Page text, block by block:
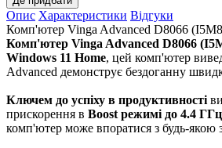
Опис Характеристики Відгуки
Комп'ютер Vinga Advanced D8066
Комп'ютер Vinga Advanced D8066
Windows 11 Home, цей комп'ютер
Advanced демонструє бездоганну
Ключем до успіху в продуктивності
прискорення в Boost режимі до 4.4 ГГц
комп'ютер може впоратися з будь-якою